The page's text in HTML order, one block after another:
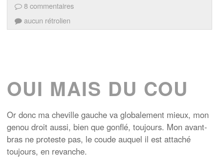
8 commentaires
aucun rétrolien
OUI MAIS DU COU
Or donc ma cheville gauche va globalement mieux, mon
genou droit aussi, bien que gonflé, toujours. Mon avant-
bras ne proteste pas, le coude auquel il est attaché
toujours, en revanche.